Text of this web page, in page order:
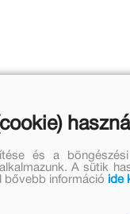
használ
és a
A sütik
bővebb információ ide